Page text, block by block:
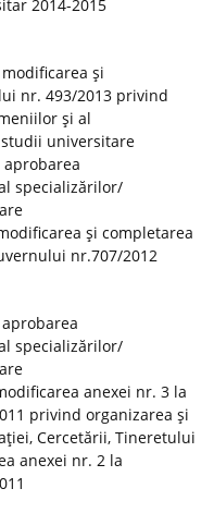
2014-2015
şi
nr. 493/2013 privind
şi al
universitare
specializărilor/
şi completarea
nr.707/2012
specializărilor/
anexei nr. 3 la
privind organizarea şi
Cercetării, Tineretului
anexei nr. 2 la